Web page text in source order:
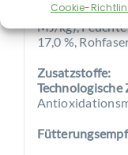
Cookie-
Umsetzbare
MJ/kg),
17,0 %,
Zusatzstoffe: